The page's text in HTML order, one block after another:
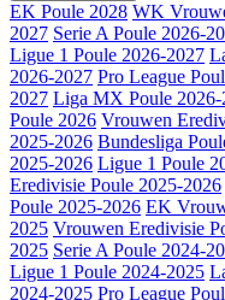
EK Poule 2028 WK
2027 Serie A Poule 2026-
Ligue 1 Poule 2026-2027
2026-2027 Pro League
2027 Liga MX Poule 2026-
Poule 2026 Vrouwen
2025-2026 Bundesliga
2025-2026 Ligue 1 Poule
Eredivisie Poule 2025-2026
Poule 2025-2026 EK
2025 Vrouwen Eredivisie
2025 Serie A Poule 2024-
Ligue 1 Poule 2024-2025
2024-2025 Pro League